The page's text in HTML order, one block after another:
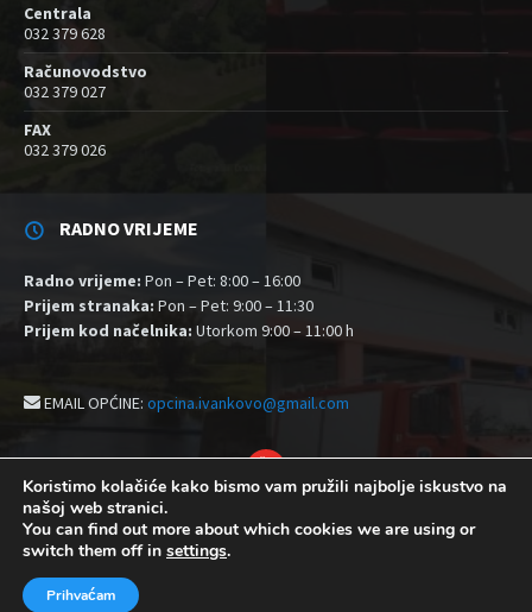
Centrala
032 379 628
Računovodstvo
032 379 027
FAX
032 379 026
RADNO VRIJEME
Radno vrijeme: Pon – Pet: 8:00 – 16:00
Prijem stranaka: Pon – Pet: 9:00 – 11:30
Prijem kod načelnika: Utorkom 9:00 – 11:00 h
EMAIL OPĆINE: opcina.ivankovo@gmail.com
YouTube
Izjava o pristupačnosti
Postavke kolačića
Koristimo kolačiće kako bismo vam pružili najbolje iskustvo na
našoj web stranici.
You can find out more about which cookies we are using or
switch them off in settings.
Prihvaćam